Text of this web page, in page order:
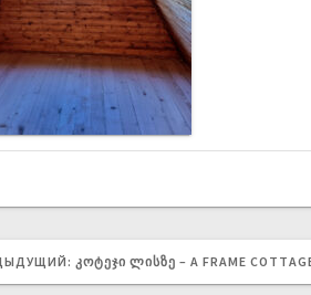
ᲙᲝᲢᲔᲯᲘ ᲚᲘᲡᲖᲔ – A FRAME